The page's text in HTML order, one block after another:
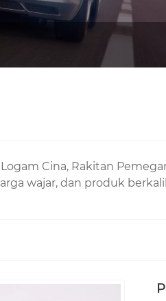
Cina, Rakitan
wajar, dan produk